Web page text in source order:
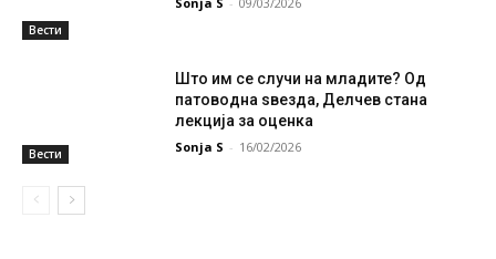
Вести
Вести
Што им се случи на младите? Од
патоводна ѕвезда, Делчев стана
лекција за оценка
Sonja S - 16/02/2026